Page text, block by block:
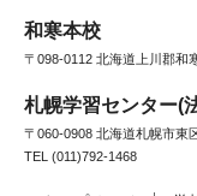
和寒本校
〒098-0112 北海道上川郡和
札幌学習センター(
〒060-0908 北海道札幌市東
TEL (011)792-1468